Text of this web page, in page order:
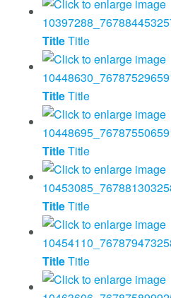
TitleTitle
TitleTitle
TitleTitle
TitleTitle
TitleTitle